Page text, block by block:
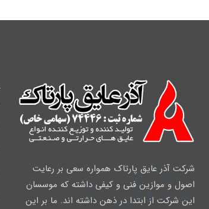
شرکت آذر عایق پارتاک همواره سعی بر رعایت
اصول و موازین فنی و کیفی داشته که موسسان
این شرکت از ابتدا در ذهن داشته اند. ما بر این